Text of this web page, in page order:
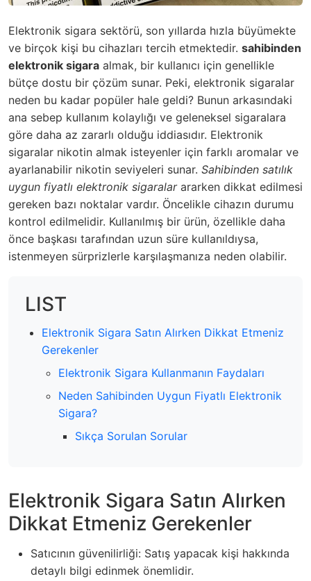
Elektronik sigara sektörü, son yıllarda hızla büyümekte
ve birçok kişi bu cihazları tercih etmektedir. sahibinden
elektronik sigara almak, bir kullanıcı için genellikle
bütçe dostu bir çözüm sunar. Peki, elektronik sigaralar
neden bu kadar popüler hale geldi? Bunun arkasındaki
ana sebep kullanım kolaylığı ve geleneksel sigaralara
göre daha az zararlı olduğu iddiasıdır. Elektronik
sigaralar nikotin almak isteyenler için farklı aromalar ve
ayarlanabilir nikotin seviyeleri sunar. Sahibinden satılık
uygun fiyatlı elektronik sigaralarararken dikkat edilmesi
gereken bazı noktalar vardır. Öncelikle cihazın durumu
kontrol edilmelidir. Kullanılmış bir ürün, özellikle daha
önce başkası tarafından uzun süre kullanıldıysa,
istenmeyen sürprizlerle karşılaşmanıza neden olabilir.
LIST
Elektronik Sigara Satın Alırken Dikkat Etmeniz
Gerekenler
Elektronik Sigara Kullanmanın Faydaları
Neden Sahibinden Uygun Fiyatlı Elektronik
Sigara?
Sıkça Sorulan Sorular
Elektronik Sigara Satın Alırken
Dikkat Etmeniz Gerekenler
Satıcının güvenilirliği: Satış yapacak kişi hakkında
detaylı bilgi edinmek önemlidir.